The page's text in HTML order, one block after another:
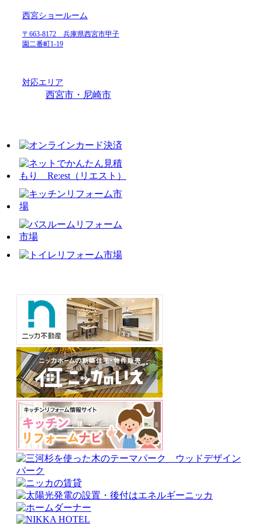
西宮ショールーム
〒663-8172 兵庫県西宮市甲子
園二番町1-19
対応エリア
西宮市・尼崎市